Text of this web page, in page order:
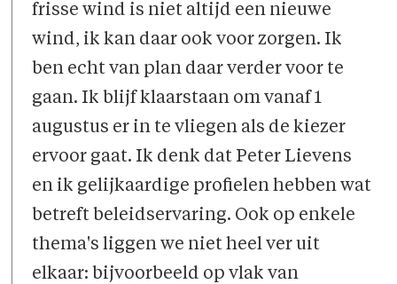
frisse wind is niet altijd een nieuwe
wind, ik kan daar ook voor zorgen. Ik
ben echt van plan daar verder voor te
gaan. Ik blijf klaarstaan om vanaf 1
augustus er in te vliegen als de kiezer
ervoor gaat. Ik denk dat Peter Lievens
en ik gelijkaardige profielen hebben wat
betreft beleidservaring. Ook op enkele
thema's liggen we niet heel ver uit
elkaar: bijvoorbeeld op vlak van